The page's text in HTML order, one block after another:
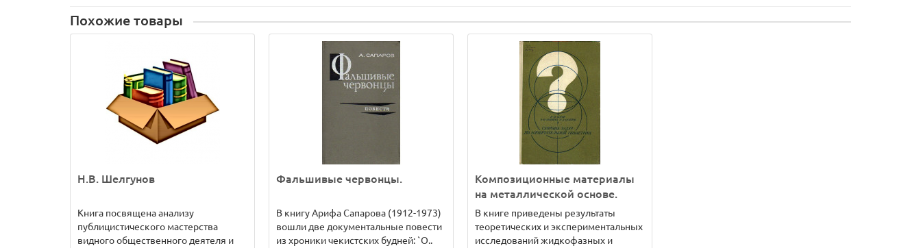
Похожие товары
Н.В. Шелгунов
Книга посвящена анализу
публицистического мастерства
видного общественного деятеля и
Фальшивые червонцы.
В книгу Арифа Сапарова (1912-1973)
вошли две документальные повести
из хроники чекистских будней: `О..
Композиционные материалы
на металлической основе.
В книге приведены результаты
теоретических и экспериментальных
исследований жидкофазных и